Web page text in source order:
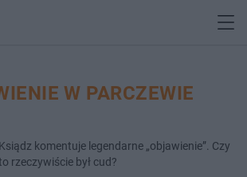
W PARCZEWIE
Ksiądz komentuje legendarne „objawienie”. Czy
rzeczywiście był cud?